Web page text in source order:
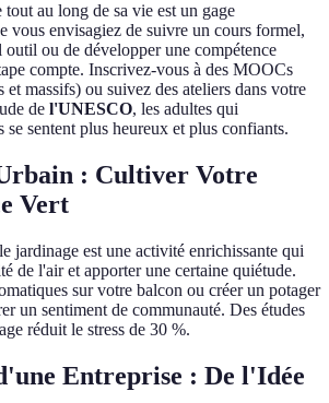
au long de sa vie est un gage
vous envisagiez de suivre un cours formel,
ou de développer une compétence
compte. Inscrivez-vous à des MOOCs
massifs) ou suivez des ateliers dans votre
de l'UNESCO, les adultes qui
se sentent plus heureux et plus confiants.
: Cultiver Votre
Vert
jardinage est une activité enrichissante qui
de l'air et apporter une certaine quiétude.
sur votre balcon ou créer un potager
un sentiment de communauté. Des études
réduit le stress de 30 %.
Entreprise : De l'Idée